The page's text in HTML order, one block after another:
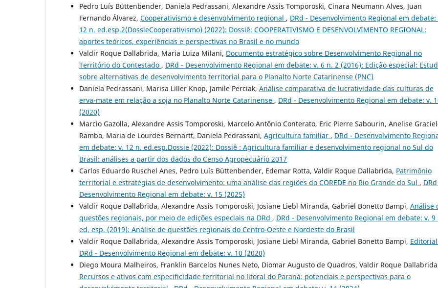
Pedro Luís Büttenbender, Daniela Pedrassani, Alexandre Assis Tomporoski, Cinara Neumann Alves, Juan
Fernando Álvarez, Cooperativismo e desenvolvimento regional , DRd - Desenvolvimento Regional em debate:
12 n. ed.esp.2(DossieCooperativismo) (2022): Dossiê: COOPERATIVISMO E DESENVOLVIMENTO REGIONAL:
aportes teóricos, experiências e perspectivas no Brasil e no mundo
Valdir Roque Dallabrida, Maria Luiza Milani, Documento estratégico sobre Desenvolvimento Regional no
Território do Contestado , DRd - Desenvolvimento Regional em debate: v. 6 n. 2 (2016): Edição especial:
sobre alternativas de desenvolvimento territorial para o Planalto Norte Catarinense (PNC)
Daniela Pedrassani, Marisa Liller Knop, Jamile Perciak, Análise comparativa de lucratividade das culturas de
erva-mate em relação a soja no Planalto Norte Catarinense , DRd - Desenvolvimento Regional em debate: v.
(2020)
Marcio Gazolla, Alexandre Assis Tomporoski, Marcelo Antônio Conterato, Eric Pierre Sabourin, Anelise
Rambo, Maria de Lourdes Bernartt, Daniela Pedrassani, Agricultura familiar , DRd - Desenvolvimento
em debate: v. 12 n. ed.esp.Dossie (2022): Dossiê : Agricultura familiar e desenvolvimento regional no Sul do
Brasil: análises a partir dos dados do Censo Agropecuário 2017
Carlos Eduardo Ruschel Anes, Pedro Luís Büttenbender, Edemar Rotta, Valdir Roque Dallabrida, Patrimônio
territorial e estratégias de desenvolvimento: uma análise das regiões do COREDE no Rio Grande do Sul ,
Desenvolvimento Regional em debate: v. 15 (2025)
Valdir Roque Dallabrida, Alexandre Assis Tomporoski, Josiane Liebl Miranda, Gabriel Bonetto Bampi, Análise
questões regionais, por meio de edições especiais na DRd , DRd - Desenvolvimento Regional em debate: v. 9
ed. esp. (2019): Análise de questões regionais do Centro-Oeste e Nordeste do Brasil
Valdir Roque Dallabrida, Alexandre Assis Tomporoski, Josiane Liebl Miranda, Gabriel Bonetto Bampi, Editorial
DRd - Desenvolvimento Regional em debate: v. 10 (2020)
Diego Moura Malheiros, Franklin Barcelos Nunes Neto, Diomar Augusto de Quadros, Valdir Roque
Recursos e ativos com especificidade territorial no litoral do Paraná: potenciais e perspectivas para o